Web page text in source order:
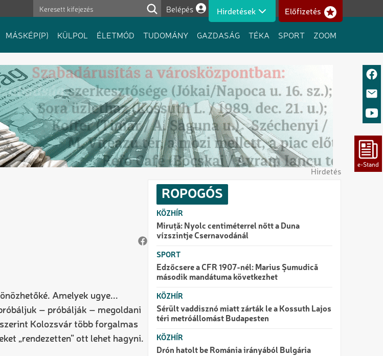
Felhasználói fiók menüje
Belépés Hirdetések Előfizetés
MÁSKÉP(P) KÜLPOL ÉLETMÓD TUDOMÁNY GAZDASÁG TÉKA SPORT ZOOM
Hirdetés
Amelyek ugye...
– próbálják – megoldani
Kolozsvár több forgalmas
„rendezetten” ott lehet hagyni.
ROPOGÓS
KÖZHÍR
Miruță: Nyolc centiméterrel nőtt a Duna
vízszintje Csernavodánál
SPORT
Edzőcsere a CFR 1907-nél: Marius Şumudică
második mandátuma következhet
KÖZHÍR
Sérült vaddisznó miatt zárták le a Kossuth Lajos
téri metróállomást Budapesten
KÖZHÍR
Drón hatolt be Románia irányából Bulgária